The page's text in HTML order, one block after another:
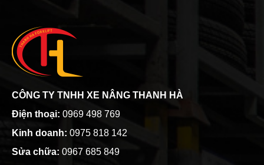
CÔNG TY TNHH XE NÂNG THANH HÀ
Điện thoại: 0969 498 769
Kinh doanh: 0975 818 142
Sửa chữa: 0967 685 849